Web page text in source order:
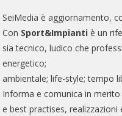
SeiMedia è aggiornamento,
Con Sport&Impianti è un
sia tecnico, ludico che
energetico;
ambientale; life-style; tempo
Informa e comunica in
e best practises, realizzazioni